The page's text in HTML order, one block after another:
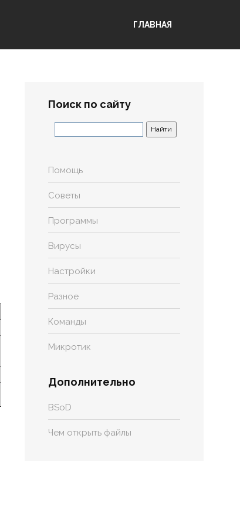
ГЛАВНАЯ
Поиск по сайту
Помощь
Советы
Программы
Вирусы
Настройки
Разное
Команды
Микротик
Дополнительно
BSoD
Чем открыть файлы